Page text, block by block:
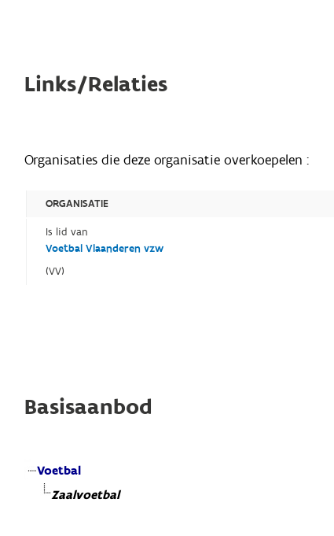
Links/Relaties
Organisaties die deze organisatie overkoepelen :
ORGANISATIE
Is lid van
Voetbal Vlaanderen vzw
(VV)
Basisaanbod
Voetbal
Zaalvoetbal